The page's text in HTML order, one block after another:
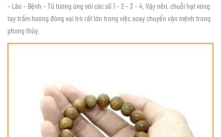
– Lão – Bệnh – Tử tương ứng với các số 1 – 2 – 3 – 4. Vậy nên, chuỗi hạt vòng
tay trầm hương đóng vai trò rất lớn trong việc xoay chuyển vận mệnh trong
phong thủy.